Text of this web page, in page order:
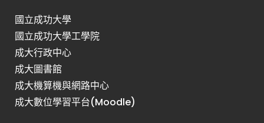
國立成功大學
國立成功大學工學院
成大行政中心
成大圖書館
成大機算機與網路中心
成大數位學習平台(Moodle)